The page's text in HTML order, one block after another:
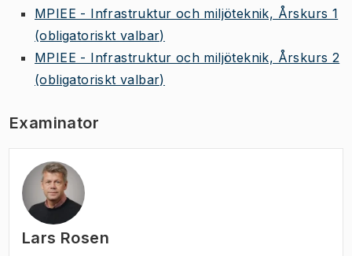
MPIEE - Infrastruktur och miljöteknik, Årskurs 1
(obligatoriskt valbar)
MPIEE - Infrastruktur och miljöteknik, Årskurs 2
(obligatoriskt valbar)
Examinator
Lars Rosen